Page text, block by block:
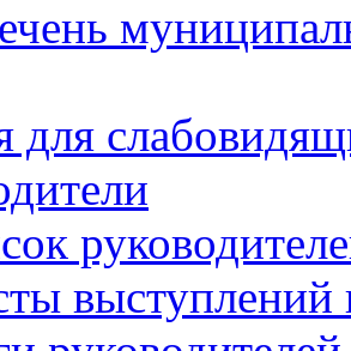
для
выступлений